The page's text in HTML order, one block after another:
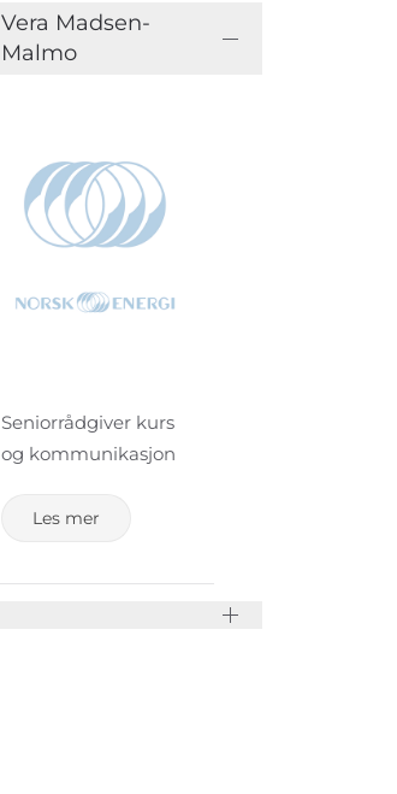
Vera Madsen-
Malmo
Seniorrådgiver kurs
og kommunikasjon
Les mer